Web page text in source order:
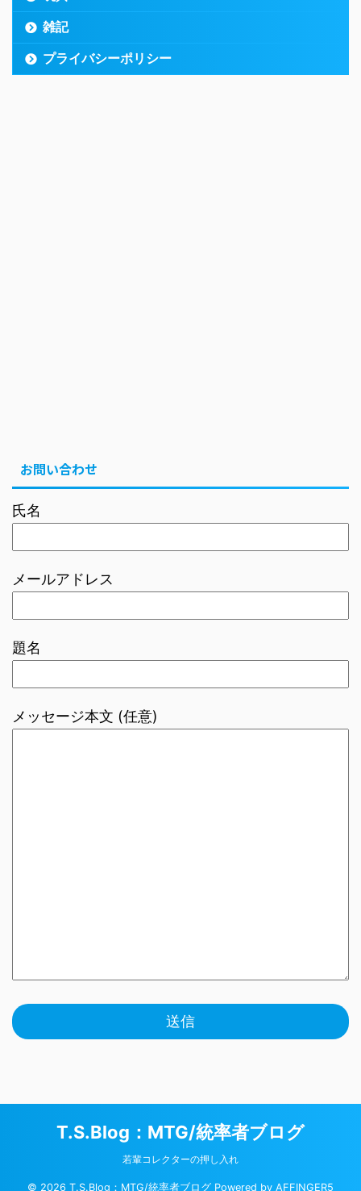
雑記
プライバシーポリシー
お問い合わせ
氏名
メールアドレス
題名
メッセージ本文 (任意)
T.S.Blog：MTG/統率者ブログ
若輩コレクターの押し入れ
© 2026 T.S.Blog：MTG/統率者ブログ Powered by AFFINGER5